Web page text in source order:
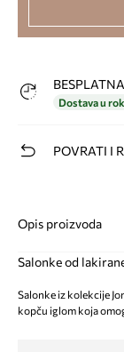
Dostava u
POVRATI I
Opis proizvoda
Salonke od
Salonke iz kolekcije
kopču iglom koja